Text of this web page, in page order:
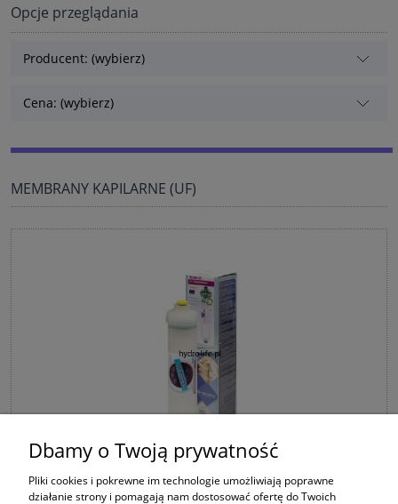
Opcje przeglądania
Producent: (wybierz)
Cena: (wybierz)
MEMBRANY KAPILARNE (UF)
TLCHF-2T - Membrana kapilarna w 2” przezroczystej
obudowie liniowej PET - PRODUKT POLSKI. EUROPEJSKA
Dbamy o Twoją prywatność
Pliki cookies i pokrewne im technologie umożliwiają poprawne
działanie strony i pomagają nam dostosować ofertę do Twoich